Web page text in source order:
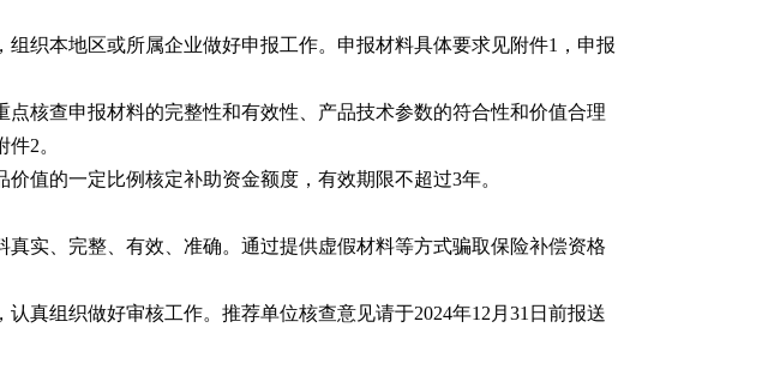
织本地区或所属企业做好申报工作。申报材料具体要求见附件1，申报
核查申报材料的完整性和有效性、产品技术参数的符合性和价值合理
2。
值的一定比例核定补助资金额度，有效期限不超过3年。
实、完整、有效、准确。通过提供虚假材料等方式骗取保险补偿资格
真组织做好审核工作。推荐单位核查意见请于2024年12月31日前报送